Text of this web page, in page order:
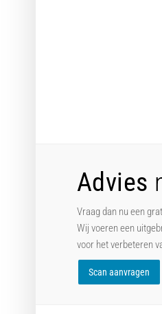
Advies
Vraag dan nu een
Wij voeren een
voor het verbeteren
Scan aanvragen